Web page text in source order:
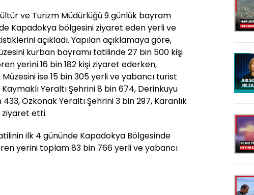
ve Turizm Müdürlüğü 9 günlük bayram
Kapadokya bölgesini ziyaret eden yerli ve
açıkladı. Yapılan açıklamaya göre,
kurban bayramı tatilinde 27 bin 500 kişi
yerini 16 bin 182 kişi ziyaret ederken,
ise 15 bin 305 yerli ve yabancı turist
Yeraltı Şehrini 8 bin 674, Derinkuyu
Özkonak Yeraltı Şehrini 3 bin 297, Karanlık
ziyaret etti.
ilk 4 gününde Kapadokya Bölgesinde
yerini toplam 83 bin 766 yerli ve yabancı